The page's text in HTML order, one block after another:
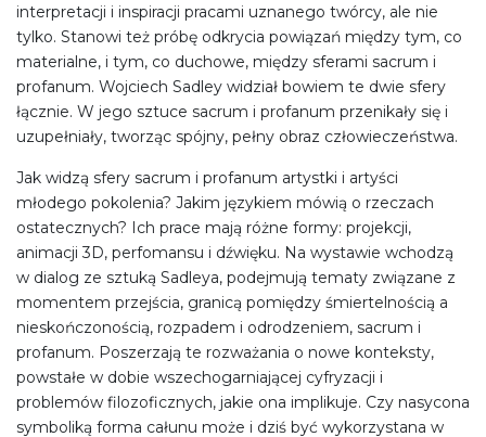
interpretacji i inspiracji pracami uznanego twórcy, ale nie
tylko. Stanowi też próbę odkrycia powiązań między tym, co
materialne, i tym, co duchowe, między sferami sacrum i
profanum. Wojciech Sadley widział bowiem te dwie sfery
łącznie. W jego sztuce sacrum i profanum przenikały się i
uzupełniały, tworząc spójny, pełny obraz człowieczeństwa.
Jak widzą sfery sacrum i profanum artystki i artyści
młodego pokolenia? Jakim językiem mówią o rzeczach
ostatecznych? Ich prace mają różne formy: projekcji,
animacji 3D, perfomansu i dźwięku. Na wystawie wchodzą
w dialog ze sztuką Sadleya, podejmują tematy związane z
momentem przejścia, granicą pomiędzy śmiertelnością a
nieskończonością, rozpadem i odrodzeniem, sacrum i
profanum. Poszerzają te rozważania o nowe konteksty,
powstałe w dobie wszechogarniającej cyfryzacji i
problemów filozoficznych, jakie ona implikuje. Czy nasycona
symboliką forma całunu może i dziś być wykorzystana w